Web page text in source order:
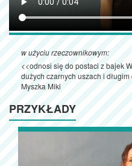
w użyciu rzeczownikowym:
<<odnosi się do postaci z bajek
dużych czarnych uszach i
Myszka Miki
PRZYKŁADY